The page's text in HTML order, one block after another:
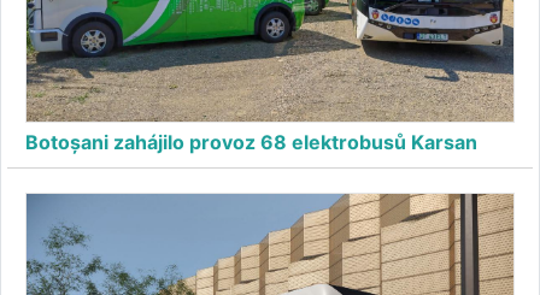
Botoșani zahájilo provoz 68 elektrobusů Karsan